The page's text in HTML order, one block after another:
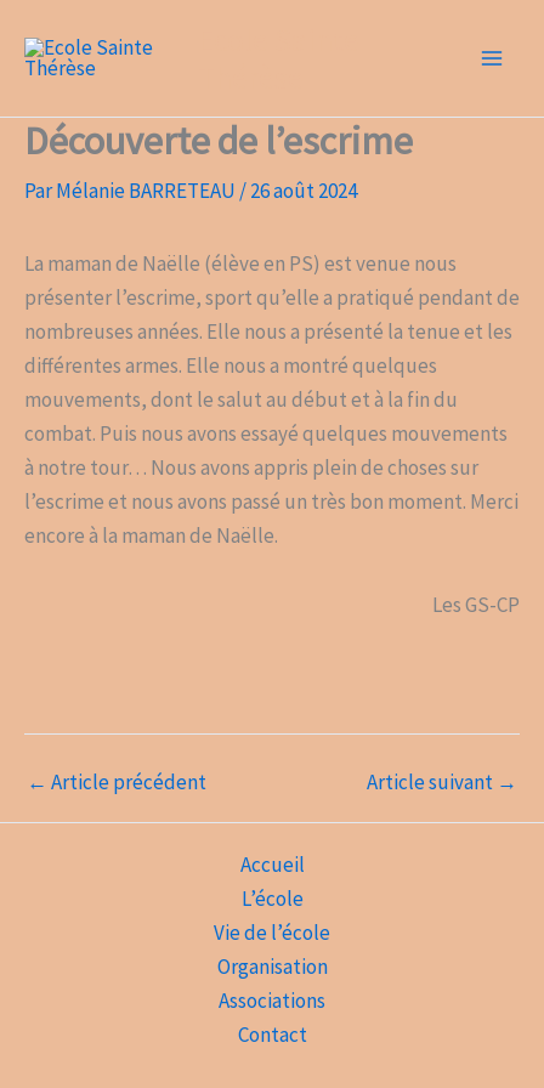
contenu
Découverte de l’escrime
ParMélanie BARRETEAU /26 août 2024
La maman de Naëlle (élève en PS) est venue nous
présenter l’escrime, sport qu’elle a pratiqué pendant de
nombreuses années. Elle nous a présenté la tenue et les
différentes armes. Elle nous a montré quelques
mouvements, dont le salut au début et à la fin du
combat. Puis nous avons essayé quelques mouvements
à notre tour… Nous avons appris plein de choses sur
l’escrime et nous avons passé un très bon moment. Merci
encore à la maman de Naëlle.
Les GS-CP
← Article précédent Article suivant →
Accueil
L’école
Vie de l’école
Organisation
Associations
Contact